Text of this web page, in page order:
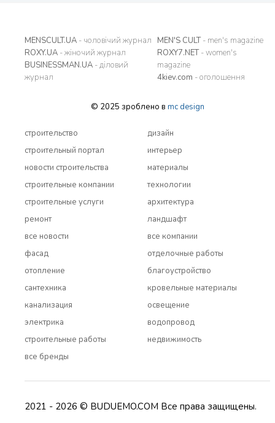
MENSCULT.UA - чоловічий журнал
ROXY.UA - жіночий журнал
BUSINESSMAN.UA - діловий
журнал
MEN'S CULT- men's magazine
ROXY7.NET- women's
magazine
4kiev.com - оголошення
© 2025 зроблено в mc design
строительство
строительный портал
новости строительства
строительные компании
строительные услуги
ремонт
все новости
дизайн
интерьер
материалы
технологии
архитектура
ландшафт
все компании
фасад
отопление
сантехника
канализация
электрика
строительные работы
все бренды
отделочные работы
благоустройство
кровельные материалы
освещение
водопровод
недвижимость
2021 - 2026 © BUDUEMO.COM Все права защищены.